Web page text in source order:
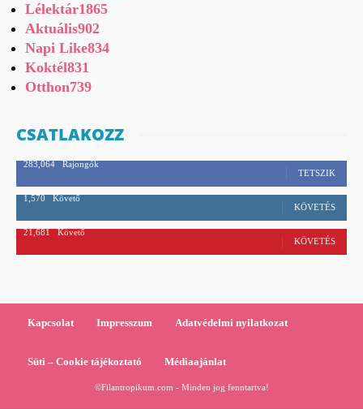
Lélektár1865
Aktuális902
Napi Like834
Koktél831
Otthon739
CSATLAKOZZ
283,064
Rajongók
TETSZIK
1,570
Követő
KÖVETÉS
21,681
Követő
KÖVETÉS
Kapcsolat Impresszum Adatvédelmi nyilatkozat
Süti – Cookie tájékoztató Médiaajánlat
©Filantropikum.com - Minden jog fenntartva!